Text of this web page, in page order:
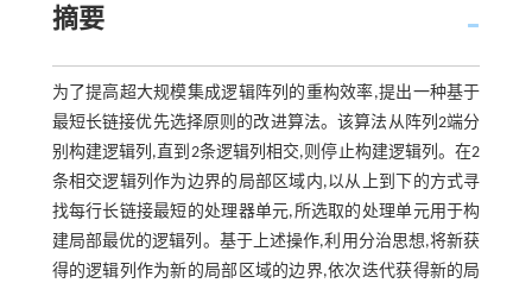
摘要
为了提高超大规模集成逻辑阵列的重构效率,提出一种基于
最短长链接优先选择原则的改进算法。该算法从阵列2端分
别构建逻辑列,直到2条逻辑列相交,则停止构建逻辑列。在2
条相交逻辑列作为边界的局部区域内,以从上到下的方式寻
找每行长链接最短的处理器单元,所选取的处理单元用于构
建局部最优的逻辑列。基于上述操作,利用分治思想,将新获
得的逻辑列作为新的局部区域的边界,依次迭代获得新的局